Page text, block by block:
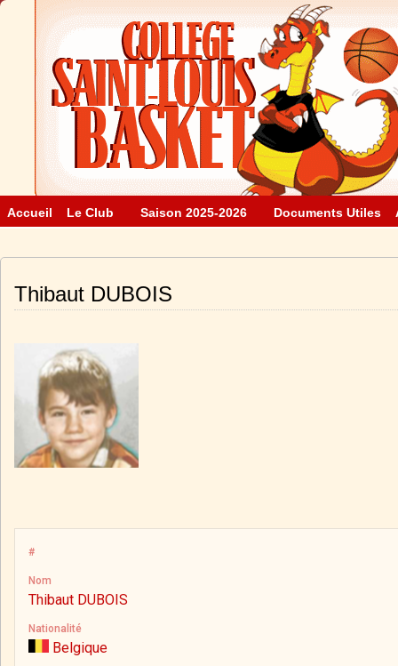
Accueil Le Club Saison 2025-2026 Documents Utiles
Thibaut DUBOIS
#
Nom
Thibaut DUBOIS
Nationalité
Belgique